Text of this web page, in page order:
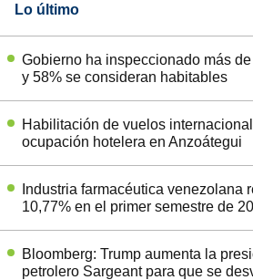
Lo último
Gobierno ha inspeccionado más
y 58% se consideran habitables
Habilitación de vuelos
ocupación hotelera en Anzoátegui
Industria farmacéutica venezolana
10,77% en el primer semestre de
Bloomberg: Trump aumenta la
petrolero Sargeant para que se